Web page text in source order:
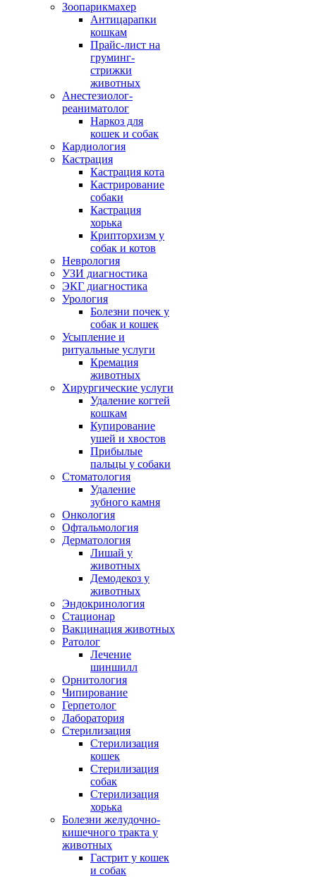
Зоопарикмахер
Антицарапки
кошкам
Прайс-лист на
груминг-
стрижки
животных
Анестезиолог-
реаниматолог
Наркоз для
кошек и собак
Кардиология
Кастрация
Кастрация кота
Кастрирование
собаки
Кастрация
хорька
Крипторхизм у
собак и котов
Неврология
УЗИ диагностика
ЭКГ диагностика
Урология
Болезни почек у
собак и кошек
Усыпление и
ритуальные услуги
Кремация
животных
Хирургические услуги
Удаление когтей
кошкам
Купирование
ушей и хвостов
Прибылые
пальцы у собаки
Стоматология
Удаление
зубного камня
Онкология
Офтальмология
Дерматология
Лишай у
животных
Демодекоз у
животных
Эндокринология
Стационар
Вакцинация животных
Ратолог
Лечение
шиншилл
Орнитология
Чипирование
Герпетолог
Лаборатория
Стерилизация
Стерилизация
кошек
Стерилизация
собак
Стерилизация
хорька
Болезни желудочно-
кишечного тракта у
животных
Гастрит у кошек
и собак